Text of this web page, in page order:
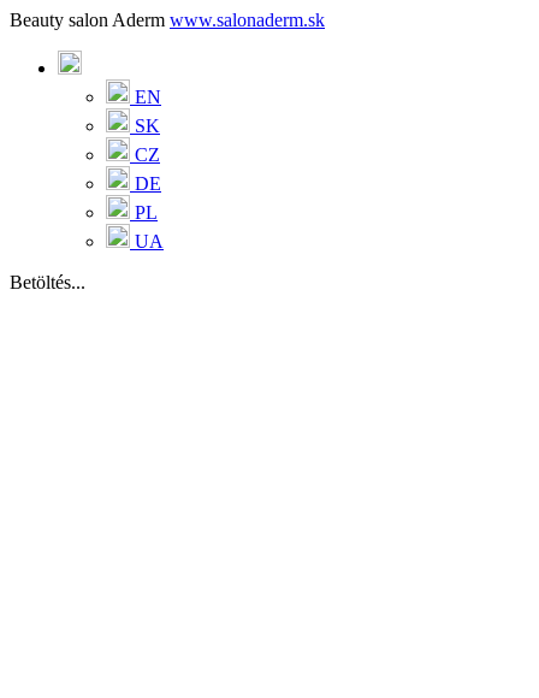
Beauty salon Aderm www.salonaderm.sk
EN
SK
CZ
DE
PL
UA
Betöltés...